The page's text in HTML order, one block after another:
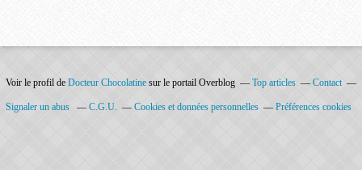
Voir le profil de Docteur Chocolatine sur le portail Overblog Top articles Contact
Signaler un abus C.G.U. Cookies et données personnelles Préférences cookies